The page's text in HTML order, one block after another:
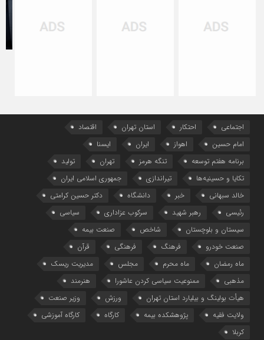
اجتماعی احتکار استان تهران
اقتصاد
امام حسین
اهواز ایران
ایسنا
برنامه هفتم توسعه
تنگه هرمز تهران
تولید
تکایا و حسینیه‌ها
تیراندازی
جمهوری اسلامی ایران
خالد سبهانی
خبر دانشگاه
دکتر حسین کرامتی
رئیسی
رهبر شهید سرکوب عزاداری
سیاسی
سیستان و بلوچستان
شاخص
صنعت بیمه
صنعت خودرو
فرهنگ فرهنگی
قرآن
ماه رمضان
ماه محرم مجلس
مدیریت ریسک
مذهبی
ممنوعیت سیاسی کردن عاشورا
هنرمند
هیأت بولینگ و بیلیارد استان تهران
ورزش
وزیر صنعت
ولایت فقیه
پژوهشکده بیمه کارگاه
کارگاه آموزشی
کربلا